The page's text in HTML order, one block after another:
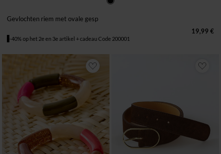
Gevlochten riem met ovale gesp
19,99 €
-40% op het 2e en 3e artikel + cadeau Code 200001